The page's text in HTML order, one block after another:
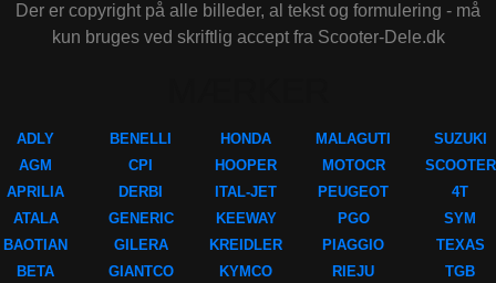
Der er copyright på alle billeder, al tekst og formulering - må
kun bruges ved skriftlig accept fra Scooter-Dele.dk
ADLY
AGM
APRILIA
ATALA
BAOTIAN
BETA
BENELLI
CPI
DERBI
GENERIC
GILERA
GIANTCO
HONDA
HOOPER
ITAL-JET
KEEWAY
KREIDLER
KYMCO
MALAGUTI
MOTOCR
PEUGEOT
PGO
PIAGGIO
RIEJU
SUZUKI
SCOOTER
4T
SYM
TEXAS
TGB